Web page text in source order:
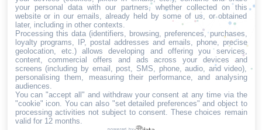
E-mail:
info@iberianpress.es
Teléfono:
+34 911863556
Fax:
+34 911863556
Encuéntranos en:
Facebook
page
X
page
YouTube
page
Rss
your personal data with our partners, whether collected on this
website or in our emails, already held by some of us, or obtained
later, including in other contexts.
Processing this data (identifiers, browsing, preferences, purchases,
loyalty programs, IP, postal addresses and emails, phone, precise
geolocation, etc.) allows developing and offering you services,
content, commercial offers and ads across your devices and
screens (including by email, post, SMS, phone, audio, and video),
personalising them, measuring their performance, and analysing
audiences.
You can "accept all" and withdraw your consent at any time via the
"cookie" icon . You can also "set detailed preferences" and object to
processing activities not subject to consent. These choices remain
valid for 12 months.
powered by